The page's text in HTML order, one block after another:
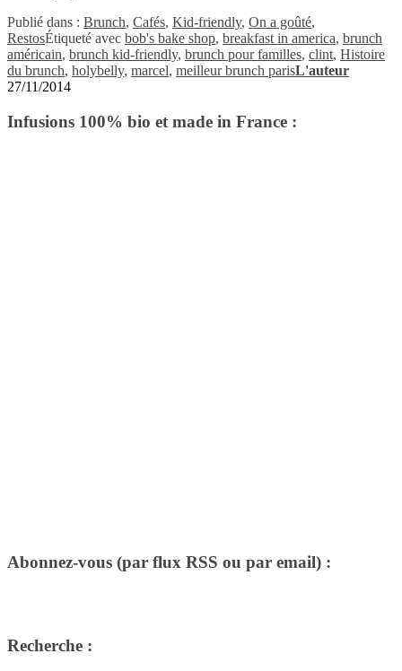
Publié dans : Brunch, Cafés, Kid-friendly, On a goûté,
RestosÉtiqueté avec bob's bake shop, breakfast in america, brunch
américain, brunch kid-friendly, brunch pour familles, clint, Histoire
du brunch, holybelly, marcel, meilleur brunch parisL'auteur
27/11/2014
Infusions 100% bio et made in France :
Abonnez-vous (par flux RSS ou par email) :
Recherche :